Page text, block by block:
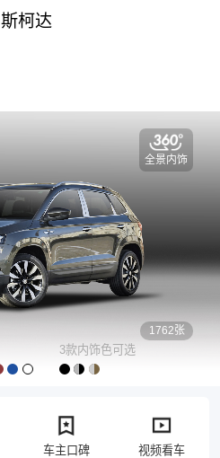
斯柯达
全景内饰
1762张
3款内饰色可选
车主口碑 视频看车